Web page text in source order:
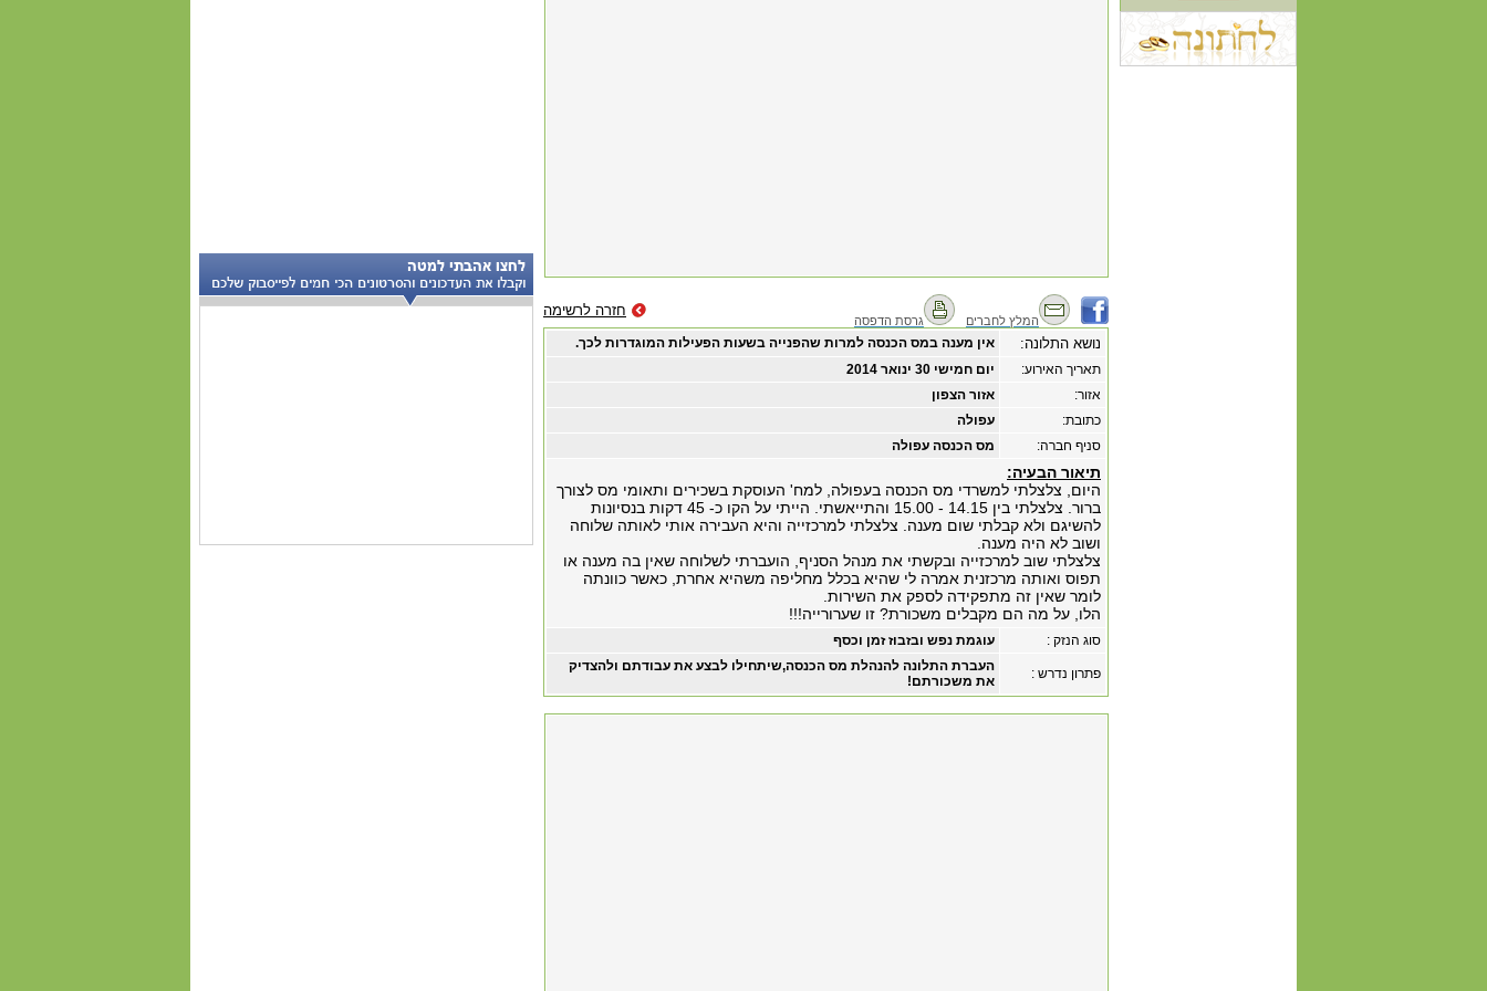
חזרה לרשימה
גרסת הדפסה המלץ לחברים
אין מענה במס הכנסה למרות שהפנייה בשעות הפעילות המוגדרות לכך. נושא התלונה:
‏יום חמישי ‏30 ‏ינואר ‏2014
תאריך האירוע:
אזור הצפון
אזור:
עפולה
כתובת:
מס הכנסה עפולה
סניף חברה:
תיאור הבעיה:
היום, צלצלתי למשרדי מס הכנסה בעפולה, למח' העוסקת בשכירים ותאומי מס לצורך
ברור. צלצלתי בין 14.15 - 15.00 והתייאשתי. הייתי על הקו כ- 45 דקות בנסיונות
להשיגם ולא קבלתי שום מענה. צלצלתי למרכזייה והיא העבירה אותי לאותה שלוחה
ושוב לא היה מענה.
צלצלתי שוב למרכזייה ובקשתי את מנהל הסניף, הועברתי לשלוחה שאין בה מענה או
תפוס ואותה מרכזנית אמרה לי שהיא בכלל מחליפה משהיא אחרת, כאשר כוונתה
לומר שאין זה מתפקידה לספק את השירות.
הלו, על מה הם מקבלים משכורת? זו שערורייה!!!
עוגמת נפש ובזבוז זמן וכסף
סוג הנזק :
העברת התלונה להנהלת מס הכנסה,שיתחילו לבצע את עבודתם ולהצדיק
את משכורתם!
פתרון נדרש :